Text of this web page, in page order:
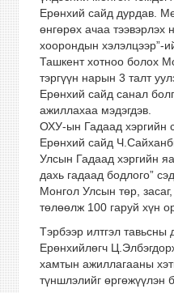
Ерөнхий сайд дурдав.
өнгөрөх ачаа тээвэрлэх
хоорондын хэлэлцээр”-
Ташкент хотноо болох
тэргүүн нарын 3 талт
Ерөнхий сайд санал
ажиллахаа мэдэгдэв.
ОХУ-ын Гадаад хэргийн
Ерөнхий сайд
Улсын Гадаад хэргийн
дахь гадаад бодлого”
Монгол Улсын төр,
төлөөлж 100 гаруй хүн
Тэрбээр илтгэл
Ерөнхийлөгч
хамтын ажиллагааны
түншлэлийг өргөжүүлэн